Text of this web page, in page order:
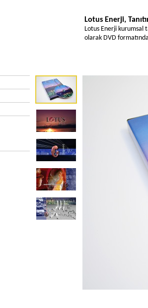
Lotus Enerji,
Lotus Enerji kurumsal
olarak DVD